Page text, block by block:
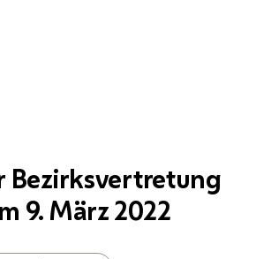
Bezirksvertretung
9. März 2022